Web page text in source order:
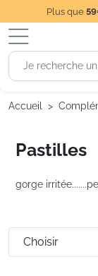
Plus que
Accueil
Pastilles
gorge
Choisir